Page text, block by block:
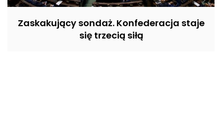
Zaskakujący sondaż. Konfederacja staje
się trzecią siłą